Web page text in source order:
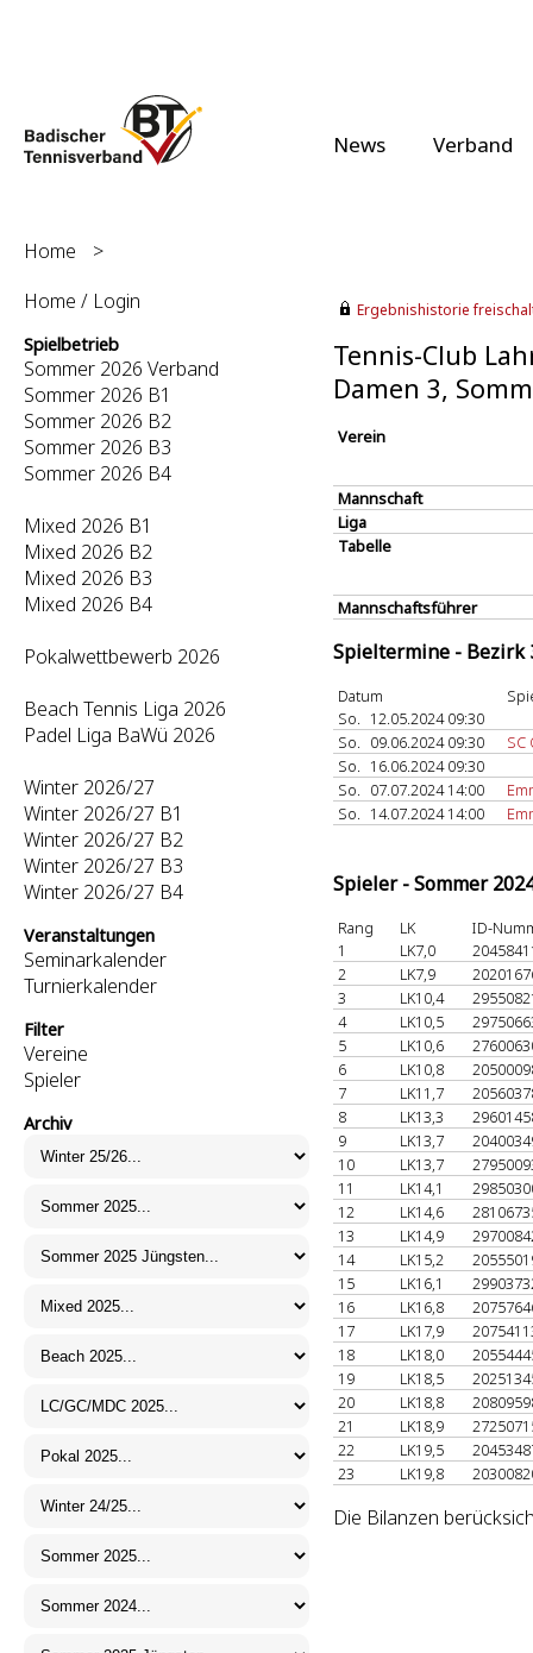
News Verband
Home
>
Home / Login
Spielbetrieb
Sommer 2026 Verband
Sommer 2026 B1
Sommer 2026 B2
Sommer 2026 B3
Sommer 2026 B4
Mixed 2026 B1
Mixed 2026 B2
Mixed 2026 B3
Mixed 2026 B4
Pokalwettbewerb 2026
Beach Tennis Liga 2026
Padel Liga BaWü 2026
Winter 2026/27
Winter 2026/27 B1
Winter 2026/27 B2
Winter 2026/27 B3
Winter 2026/27 B4
Veranstaltungen
Seminarkalender
Turnierkalender
Filter
Vereine
Spieler
Archiv
Ergebnishistorie
Tennis-Club
Damen 3,
Verein
Mannschaft
Liga
Tabelle
Mannschaftsführer
Spieltermine - Bezirk
Datum
So. 12.05.2024 09:30
So. 09.06.2024 09:30
SC
So. 16.06.2024 09:30
So. 07.07.2024 14:00
So. 14.07.2024 14:00
Spieler - Sommer
Rang LK
ID-
1
LK7,0
2
LK7,9
3
LK10,4
4
LK10,5
5
LK10,6
6
LK10,8
7
LK11,7
8
LK13,3
9
LK13,7
10
LK13,7
11
LK14,1
12
LK14,6
13
LK14,9
14
LK15,2
15
LK16,1
16
LK16,8
17
LK17,9
18
LK18,0
19
LK18,5
20
LK18,8
21
LK18,9
22
LK19,5
23
LK19,8
Die Bilanzen